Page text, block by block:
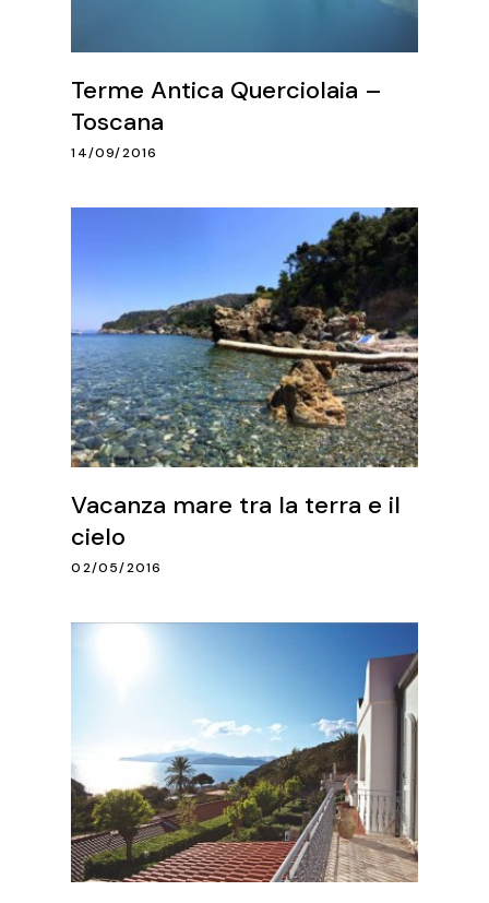
Terme Antica Querciolaia –
Toscana
14/09/2016
Vacanza mare tra la terra e il
cielo
02/05/2016